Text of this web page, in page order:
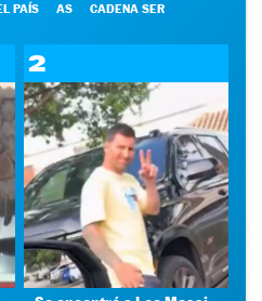
PAÍS AS CADENA SER
2